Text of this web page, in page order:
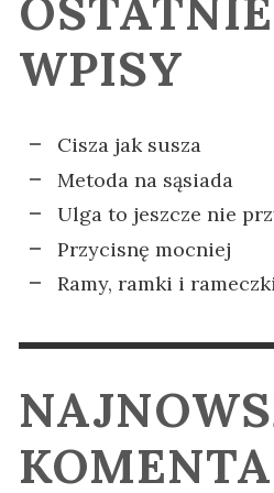
SODADE
KOMPLEKSY
2024
OSTATNIE
WPISY
Cisza jak susza
Metoda na sąsiada
Ulga to jeszcze nie
Przycisnę mocniej
Ramy, ramki i